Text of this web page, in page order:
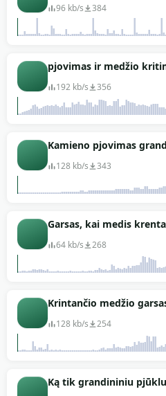
96 kb/s 384
pjovimas ir medžio
192 kb/s 356
Kamieno pjovimas
128 kb/s 343
Garsas, kai medis
64 kb/s 268
Krintančio medžio
128 kb/s 254
Ką tik grandininiu